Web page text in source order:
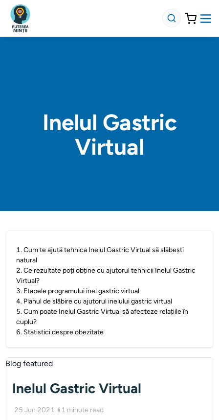
Inelul Gastric
Virtual
1.Cum te ajută tehnica Inelul Gastric Virtual să slăbești
natural
2.Ce rezultate poți obține cu ajutorul tehnicii Inelul Gastric
Virtual?
3. Etapele programului inel gastric virtual
4. Planul de slăbire cu ajutorul inelului gastric virtual
5.Cum poate Inelul Gastric Virtual să afecteze relațiile în
cuplu?
6. Statistici despre obezitate
Inelul Gastric Virtual
25 Jun 2021 11 minute read